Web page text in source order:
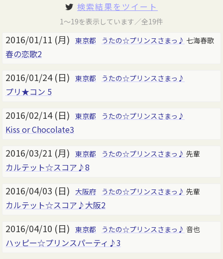
検索結果をツイート
1～19を表示しています／全19件
2016/01/11 (月) 東京都 うたの☆プリンスさまっ♪ 七海春歌
春の恋歌2
2016/01/24 (日) 東京都 うたの☆プリンスさまっ♪
プリ★コン 5
2016/02/14 (日) 東京都 うたの☆プリンスさまっ♪
Kiss or Chocolate3
2016/03/21 (月) 東京都 うたの☆プリンスさまっ♪ 先輩
カルテット☆スコア♪8
2016/04/03 (日) 大阪府 うたの☆プリンスさまっ♪ 先輩
カルテット☆スコア♪大阪2
2016/04/10 (日) 東京都 うたの☆プリンスさまっ♪ 音也
ハッピー☆プリンスパーティ♪3